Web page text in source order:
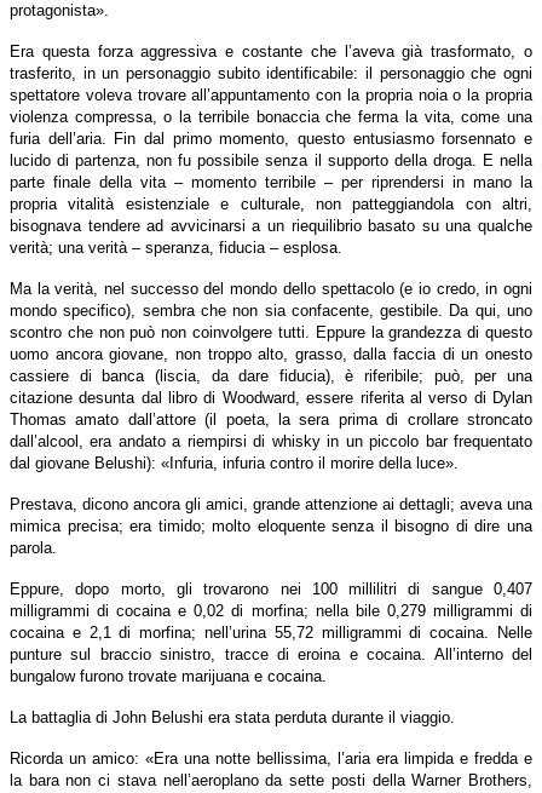
protagonista».
Era questa forza aggressiva e costante che l’aveva già trasformato, o
trasferito, in un personaggio subito identificabile: il personaggio che ogni
spettatore voleva trovare all’appuntamento con la propria noia o la propria
violenza compressa, o la terribile bonaccia che ferma la vita, come una
furia dell’aria. Fin dal primo momento, questo entusiasmo forsennato e
lucido di partenza, non fu possibile senza il supporto della droga. E nella
parte finale della vita – momento terribile – per riprendersi in mano la
propria vitalità esistenziale e culturale, non patteggiandola con altri,
bisognava tendere ad avvicinarsi a un riequilibrio basato su una qualche
verità; una verità – speranza, fiducia – esplosa.
Ma la verità, nel successo del mondo dello spettacolo (e io credo, in ogni
mondo specifico), sembra che non sia confacente, gestibile. Da qui, uno
scontro che non può non coinvolgere tutti. Eppure la grandezza di questo
uomo ancora giovane, non troppo alto, grasso, dalla faccia di un onesto
cassiere di banca (liscia, da dare fiducia), è riferibile; può, per una
citazione desunta dal libro di Woodward, essere riferita al verso di Dylan
Thomas amato dall’attore (il poeta, la sera prima di crollare stroncato
dall’alcool, era andato a riempirsi di whisky in un piccolo bar frequentato
dal giovane Belushi): «Infuria, infuria contro il morire della luce».
Prestava, dicono ancora gli amici, grande attenzione ai dettagli; aveva una
mimica precisa; era timido; molto eloquente senza il bisogno di dire una
parola.
Eppure, dopo morto, gli trovarono nei 100 millilitri di sangue 0,407
milligrammi di cocaina e 0,02 di morfina; nella bile 0,279 milligrammi di
cocaina e 2,1 di morfina; nell’urina 55,72 milligrammi di cocaina. Nelle
punture sul braccio sinistro, tracce di eroina e cocaina. All’interno del
bungalow furono trovate marijuana e cocaina.
La battaglia di John Belushi era stata perduta durante il viaggio.
Ricorda un amico: «Era una notte bellissima, l’aria era limpida e fredda e
la bara non ci stava nell’aeroplano da sette posti della Warner Brothers,